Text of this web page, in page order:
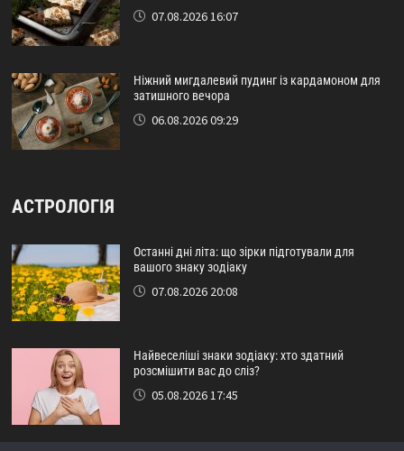
07.08.2026 16:07
Ніжний мигдалевий пудинг із кардамоном для
затишного вечора
06.08.2026 09:29
АСТРОЛОГІЯ
Останні дні літа: що зірки підготували для
вашого знаку зодіаку
07.08.2026 20:08
Найвеселіші знаки зодіаку: хто здатний
розсмішити вас до сліз?
05.08.2026 17:45